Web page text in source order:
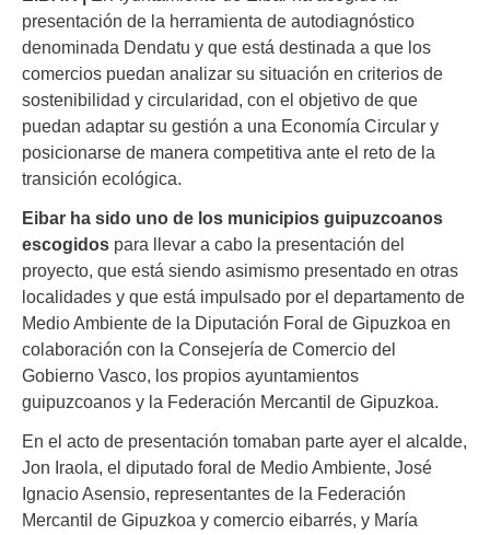
presentación de la herramienta de autodiagnóstico
denominada Dendatu y que está destinada a que los
comercios puedan analizar su situación en criterios de
sostenibilidad y circularidad, con el objetivo de que
puedan adaptar su gestión a una Economía Circular y
posicionarse de manera competitiva ante el reto de la
transición ecológica.
Eibar ha sido uno de los municipios guipuzcoanos
escogidos para llevar a cabo la presentación del
proyecto, que está siendo asimismo presentado en otras
localidades y que está impulsado por el departamento de
Medio Ambiente de la Diputación Foral de Gipuzkoa en
colaboración con la Consejería de Comercio del
Gobierno Vasco, los propios ayuntamientos
guipuzcoanos y la Federación Mercantil de Gipuzkoa.
En el acto de presentación tomaban parte ayer el alcalde,
Jon Iraola, el diputado foral de Medio Ambiente, José
Ignacio Asensio, representantes de la Federación
Mercantil de Gipuzkoa y comercio eibarrés, y María